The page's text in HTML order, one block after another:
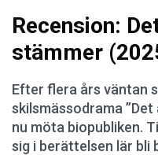
Recension:
stämmer
Efter flera års väntan
skilsmässodrama
nu möta biopubliken.
sig i berättelsen lär bli